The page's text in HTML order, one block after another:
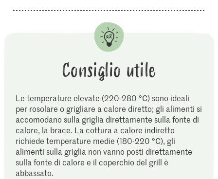
Consiglio utile
Le temperature elevate (220-280 °C) sono ideali
per rosolare o grigliare a calore diretto; gli alimenti si
accomodano sulla griglia direttamente sulla fonte di
calore, la brace. La cottura a calore indiretto
richiede temperature medie (180-220 °C), gli
alimenti sulla griglia non vanno posti direttamente
sulla fonte di calore e il coperchio del grill è
abbassato.